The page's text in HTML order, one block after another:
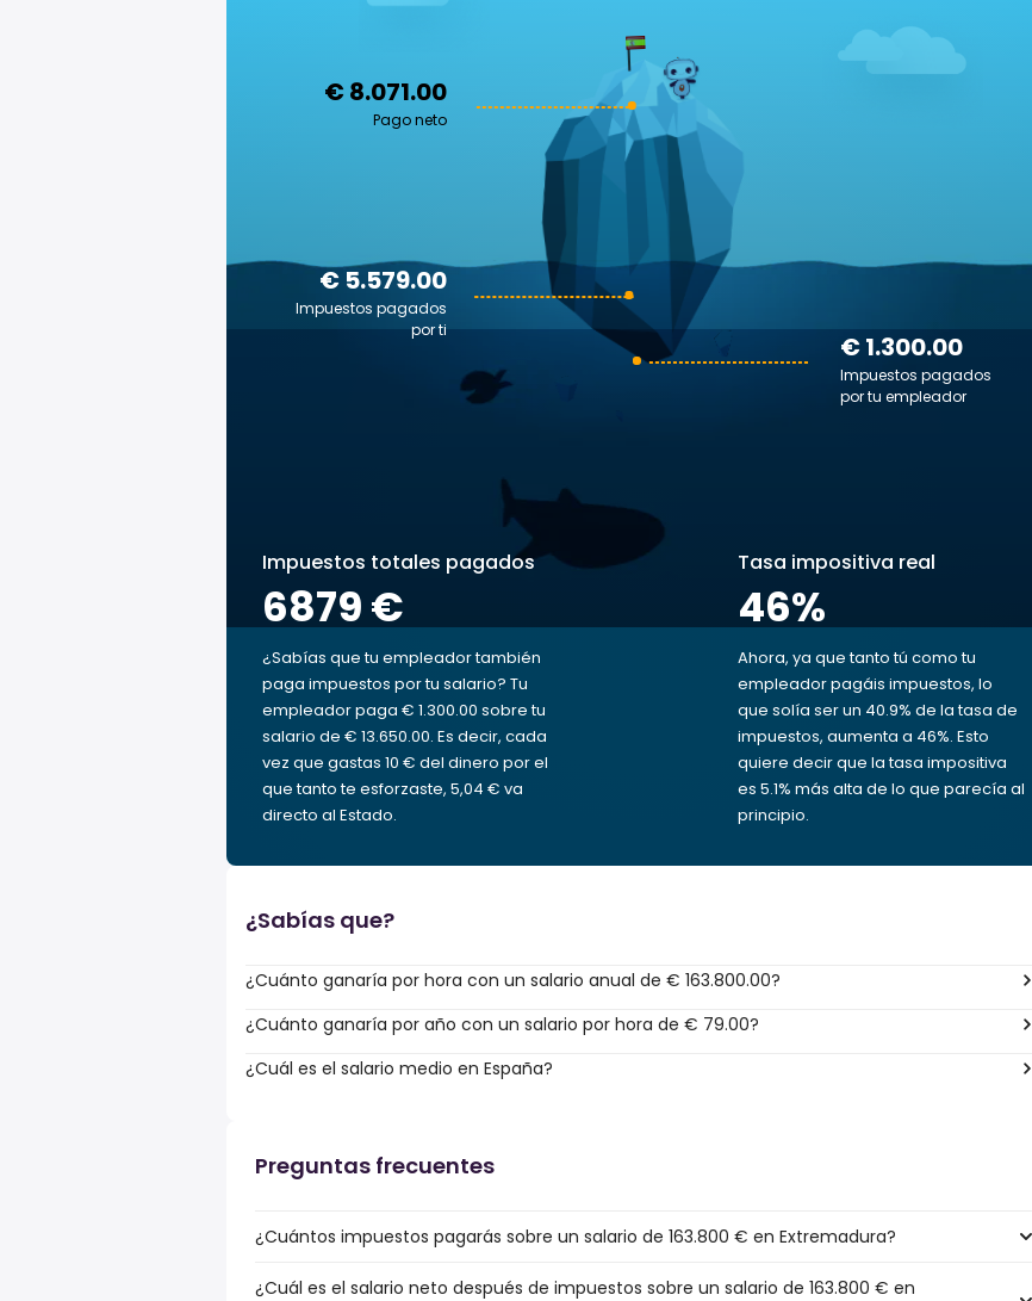
€ 8.071.00
Pago neto
€ 1.300.00
Impuestos pagados
por tu empleador
€ 5.579.00
Impuestos pagados
por ti
Impuestos totales pagados
6879 €
¿Sabías que tu empleador también
paga impuestos por tu salario? Tu
empleador paga € 1.300.00 sobre tu
salario de € 13.650.00. Es decir, cada
vez que gastas 10 € del dinero por el
que tanto te esforzaste, 5,04 € va
directo al Estado.
Tasa impositiva real
46%
Ahora, ya que tanto tú como tu
empleador pagáis impuestos, lo
que solía ser un 40.9% de la tasa de
impuestos, aumenta a 46%. Esto
quiere decir que la tasa impositiva
es 5.1% más alta de lo que parecía al
principio.
¿Sabías que?
¿Cuánto ganaría por hora con un salario anual de € 163.800.00?
¿Cuánto ganaría por año con un salario por hora de € 79.00?
¿Cuál es el salario medio en España?
Preguntas frecuentes
¿Cuántos impuestos pagarás sobre un salario de 163.800 € en Extremadura?
¿Cuál es el salario neto después de impuestos sobre un salario de 163.800 € en